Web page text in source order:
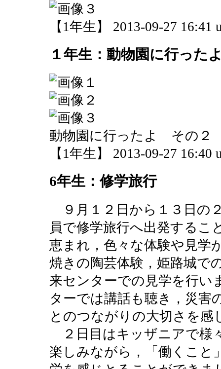
【1年生】 2013-09-27 16:41
１年生：動物園に行っ
動物園に行ったよ その２
【1年生】 2013-09-27 16:40
6年生：修学旅行
９月１２日から１３日の
員で修学旅行へ出発するこ
恵まれ，色々な体験や見学
焼きの陶芸体験，姫路城で
来センターでの見学を行い
ターでは講話も聴き，災害
とのつながりの大切さを
２日目はキッザニアで様
楽しみながら，「働くこと